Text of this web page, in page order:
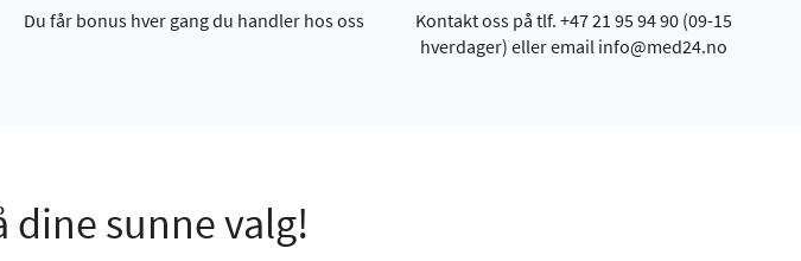
Du får bonus hver gang du handler hos oss
Kontakt oss på tlf. +47 21 95 94 90 (09-15
hverdager) eller email info@med24.no
dine sunne valg!